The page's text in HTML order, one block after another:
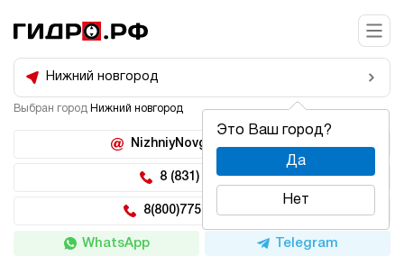
Нижний новгород
Это Ваш город?
Да
Нет
Выбран город Нижний новгород
NizhniyNovgorod@hidro.ru
8 (831) 266-47-71
8(800)775-04-62 доб 5
WhatsApp Telegram